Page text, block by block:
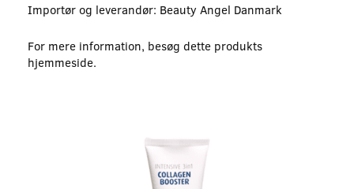
Importør og leverandør: Beauty Angel Danmark
For mere information, besøg dette produkts
hjemmeside.